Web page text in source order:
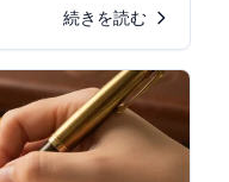
続きを読む